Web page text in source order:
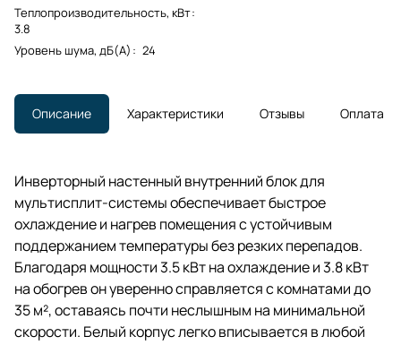
Теплопроизводительность, кВт:
3.8
Уровень шума, дБ(А) : 24
Описание Характеристики Отзывы Оплата
Инверторный настенный внутренний блок для
мультисплит-системы обеспечивает быстрое
охлаждение и нагрев помещения с устойчивым
поддержанием температуры без резких перепадов.
Благодаря мощности 3.5 кВт на охлаждение и 3.8 кВт
на обогрев он уверенно справляется с комнатами до
35 м², оставаясь почти неслышным на минимальной
скорости. Белый корпус легко вписывается в любой